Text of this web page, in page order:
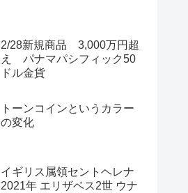
2/28新規商品 3,000万円超
え パナマパシフィック50
ドル金貨
トーンコインというカラー
の変化
イギリス属領セントヘレナ
2021年 エリザベス2世 ウナ